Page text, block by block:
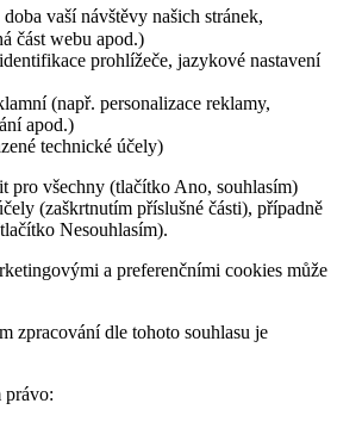
vaší návštěvy našich stránek,
část webu apod.)
prohlížeče, jazykové nastavení
(např. personalizace reklamy,
apod.)
technické účely)
pro všechny (tlačítko Ano, souhlasím)
(zaškrtnutím příslušné části), případně
Nesouhlasím).
a preferenčními cookies může
zpracování dle tohoto souhlasu je
právo: